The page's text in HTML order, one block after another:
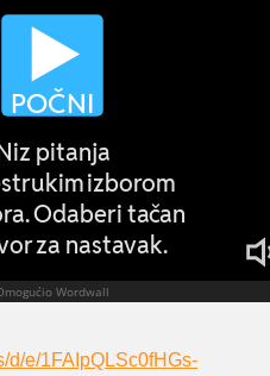
d/e/1FAIpQLSc0fHGs-